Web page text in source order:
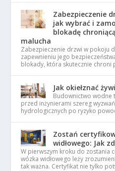
Zabezpieczenie
jak wybrać i
blokadę
malucha
Zabezpieczenie drzwi w pokoju
zapewnieniu jego
blokady, która skutecznie
Jak okiełznać
Budownictwo wodne
przed inżynierami szereg
hydrologicznych po ryzyko
Zostań
widłowego: Jak
W pierwszym kroku do zostania
wózka widłowego leży
tak ważna. Certyfikat nie tylko